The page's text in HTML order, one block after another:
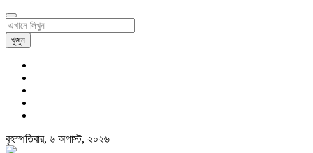
খুজুন
বৃহস্পতিবার, ৬ অগাস্ট, ২০২৬